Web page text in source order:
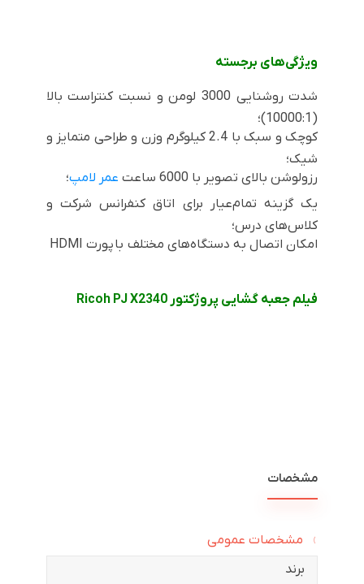
ویژگی‌های برجسته
شدت روشنایی 3000 لومن و نسبت کنتراست بالا
(10000:1)؛
کوچک و سبک با 2.4 کیلوگرم وزن و طراحی متمایز و
شیک؛
رزولوشن بالای تصویر با 6000 ساعت عمر لامپ؛
یک گزینه تمام‌عیار برای اتاق کنفرانس شرکت و
کلاس‌های درس؛
امکان اتصال به دستگاه‌های مختلف با
فیلم جعبه گشایی پروژکتور Ricoh PJ X2340
مشخصات
مشخصات عمومی
برند